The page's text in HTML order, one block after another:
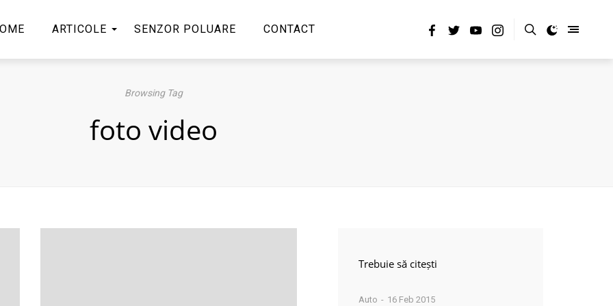
ARTICOLE SENZOR POLUARE CONTACT
Browsing Tag
foto video
Trebuie să citești
Auto 16 Feb 2015